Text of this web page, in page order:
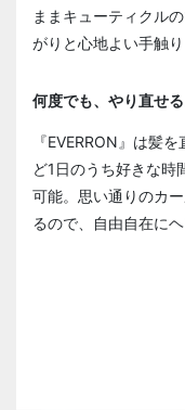
ままキューティクル
がりと心地よい手触り
何度でも、やり直せる
『EVERRON』は髪
ど1日のうち好きな時
可能。思い通りのカ
るので、自由自在に